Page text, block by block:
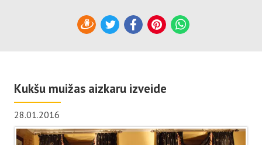
DraugiemTwitterFacebookPinterestWhatsApp
Kukšu muižas aizkaru izveide
28.01.2016